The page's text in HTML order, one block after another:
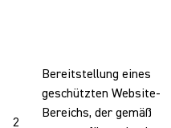
2
Bereitstellung eines
geschützten Website-
Bereichs, der gemäß